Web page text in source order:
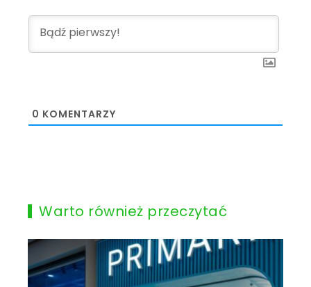
0 KOMENTARZY
Warto również przeczytać